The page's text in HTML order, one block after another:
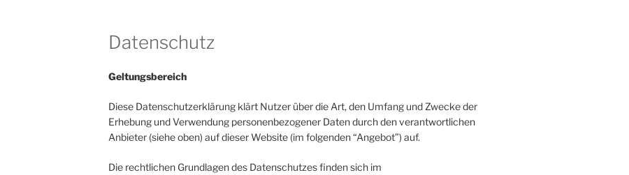
Datenschutz
Geltungsbereich
Diese Datenschutzerklärung klärt Nutzer über die Art, den Umfang und Zwecke der
Erhebung und Verwendung personenbezogener Daten durch den verantwortlichen
Anbieter (siehe oben) auf dieser Website (im folgenden “Angebot”) auf.
Die rechtlichen Grundlagen des Datenschutzes finden sich im